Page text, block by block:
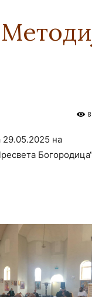
Епархија
29.05.2025 на